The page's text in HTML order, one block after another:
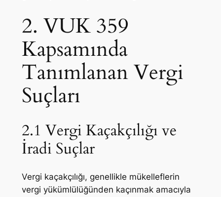
2. VUK 359
Kapsamında
Tanımlanan Vergi
Suçları
2.1 Vergi Kaçakçılığı ve
İradi Suçlar
Vergi kaçakçılığı, genellikle mükelleflerin
vergi yükümlülüğünden kaçınmak amacıyla